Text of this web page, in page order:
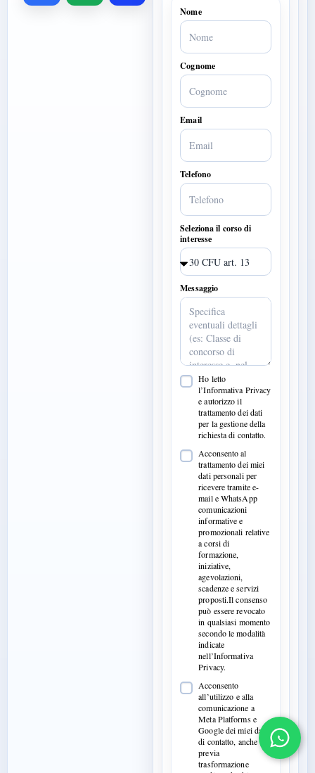
Nome
Cognome
Email
Telefono
Seleziona il corso di
interesse
Messaggio
Ho letto
l’Informativa Privacy
e autorizzo il
trattamento dei dati
per la gestione della
richiesta di contatto.
Acconsento al
trattamento dei miei
dati personali per
ricevere tramite e-
mail e WhatsApp
comunicazioni
informative e
promozionali relative
a corsi di
formazione,
iniziative,
agevolazioni,
scadenze e servizi
proposti.Il consenso
può essere revocato
in qualsiasi momento
secondo le modalità
indicate
nell’Informativa
Privacy.
Acconsento
all’utilizzo e alla
comunicazione a
Meta Platforms e
Google dei miei dati
di contatto, anche
previa
trasformazione